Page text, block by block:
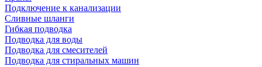
Подключение к канализации
Сливные шланги
Гибкая подводка
Подводка для воды
Подводка для смесителей
Подводка для стиральных машин